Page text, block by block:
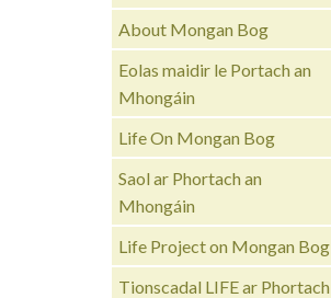
About Mongan Bog
Eolas maidir le Portach an
Mhongáin
Life On Mongan Bog
Saol ar Phortach an
Mhongáin
Life Project on Mongan Bog
Tionscadal LIFE ar Phortach